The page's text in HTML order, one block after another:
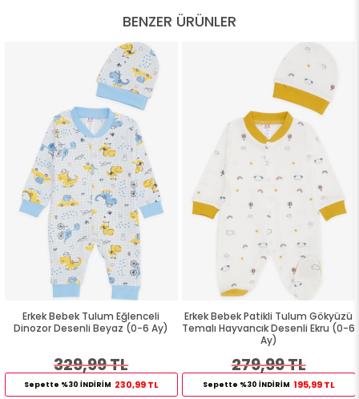
BENZER ÜRÜNLER
Erkek Bebek Tulum Eğlenceli
Dinozor Desenli Beyaz (0-6 Ay)
329,99 TL
Sepette %30 İNDİRİM 230,99 TL
Erkek Bebek Patikli Tulum Gökyüzü
Temalı Hayvancık Desenli Ekru (0-6
Ay)
279,99 TL
Sepette %30 İNDİRİM 195,99 TL